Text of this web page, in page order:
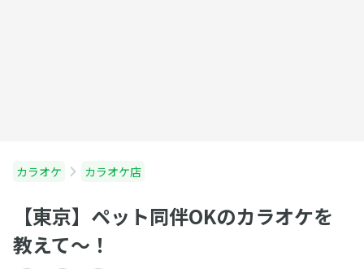
カラオケ カラオケ店
【東京】ペット同伴OKのカラオケを
教えて～！